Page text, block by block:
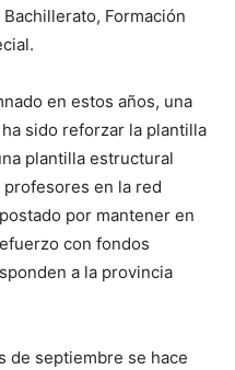
Formación
en estos años, una
sido reforzar la plantilla
plantilla estructural
profesores en la red
por mantener en
con fondos
a la provincia
de septiembre se hace